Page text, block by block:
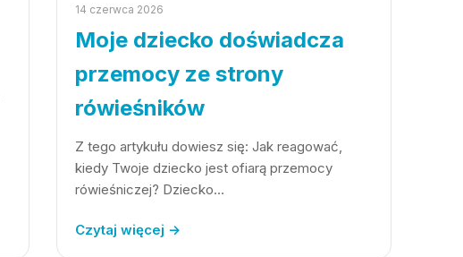
14 czerwca 2026
Moje dziecko doświadcza
przemocy ze strony
rówieśników
Z tego artykułu dowiesz się: Jak reagować,
kiedy Twoje dziecko jest ofiarą przemocy
rówieśniczej? Dziecko…
Czytaj więcej →